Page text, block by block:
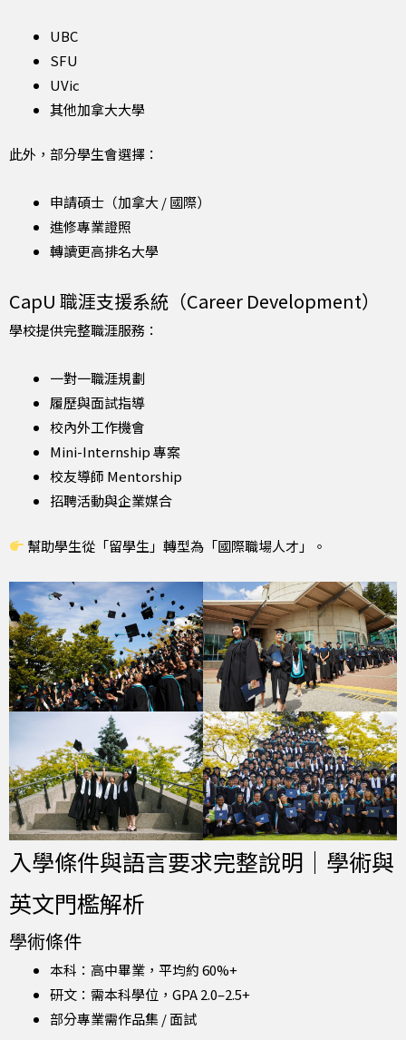
UBC
SFU
UVic
其他加拿大大學
此外，部分學生會選擇：
申請碩士（加拿大 / 國際）
進修專業證照
轉讀更高排名大學
CapU 職涯支援系統（Career Development）
學校提供完整職涯服務：
一對一職涯規劃
履歷與面試指導
校內外工作機會
Mini-Internship 專案
校友導師 Mentorship
招聘活動與企業媒合
幫助學生從「留學生」轉型為「國際職場人才」。
入學條件與語言要求完整說明｜學術與
英文門檻解析
學術條件
本科：高中畢業，平均約 60%+
研文：需本科學位，GPA 2.0–2.5+
部分專業需作品集 / 面試